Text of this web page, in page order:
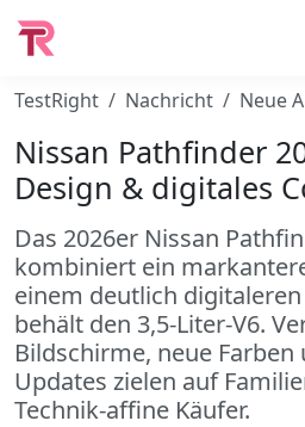
TestRight Nachricht Neue
Nissan Pathfinder
Design & digitales
Das 2026er Nissan
kombiniert ein
einem deutlich
behält den 3,5‑Liter‑V6.
Bildschirme, neue
Updates zielen auf
Technik‑affine Käufer.